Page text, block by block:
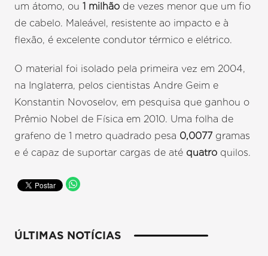
um átomo, ou 1 milhão de vezes menor que um fio
de cabelo. Maleável, resistente ao impacto e à
flexão, é excelente condutor térmico e elétrico.
O material foi isolado pela primeira vez em 2004,
na Inglaterra, pelos cientistas Andre Geim e
Konstantin Novoselov, em pesquisa que ganhou o
Prêmio Nobel de Física em 2010. Uma folha de
grafeno de 1 metro quadrado pesa 0,0077 gramas
e é capaz de suportar cargas de até quatro quilos.
ÚLTIMAS NOTÍCIAS